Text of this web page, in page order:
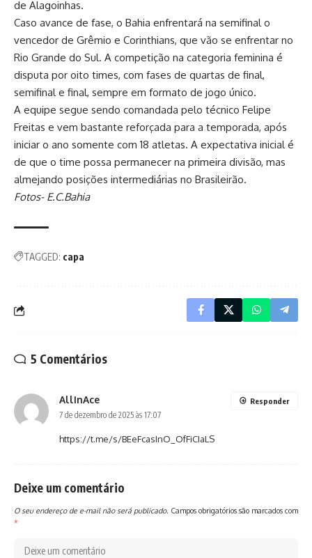
de Alagoinhas.
Caso avance de fase, o Bahia enfrentará na semifinal o
vencedor de Grêmio e Corinthians, que vão se enfrentar no
Rio Grande do Sul. A competição na categoria feminina é
disputa por oito times, com fases de quartas de final,
semifinal e final, sempre em formato de jogo único.
A equipe segue sendo comandada pelo técnico Felipe
Freitas e vem bastante reforçada para a temporada, após
iniciar o ano somente com 18 atletas. A expectativa inicial é
de que o time possa permanecer na primeira divisão, mas
almejando posições intermediárias no Brasileirão.
Fotos- E.C.Bahia
TAGGED: capa
5 Comentários
AllInAce
7 de dezembro de 2025 às 17:07
https://t.me/s/BEeFcasInO_OfFiCIaLS
Responder
Deixe um comentário
O seu endereço de e-mail não será publicado. Campos obrigatórios são marcados com
*